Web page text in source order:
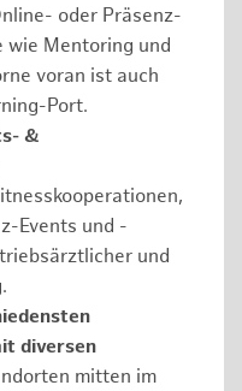
oder Präsenz-
wie Mentoring und
voran ist auch
Port.
&
Events und -
und
diversen
mitten im